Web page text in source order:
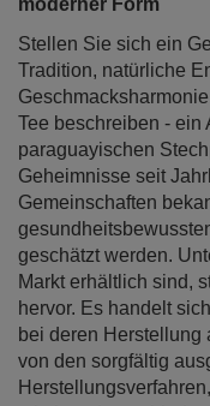
moderner Form
Stellen Sie sich ein
Tradition, natürliche
Tee beschreiben - ein
paraguayischen
Geheimnisse seit
Gemeinschaften
geschätzt werden.
Markt erhältlich sind,
hervor. Es handelt
bei deren Herstellung
von den sorgfältig